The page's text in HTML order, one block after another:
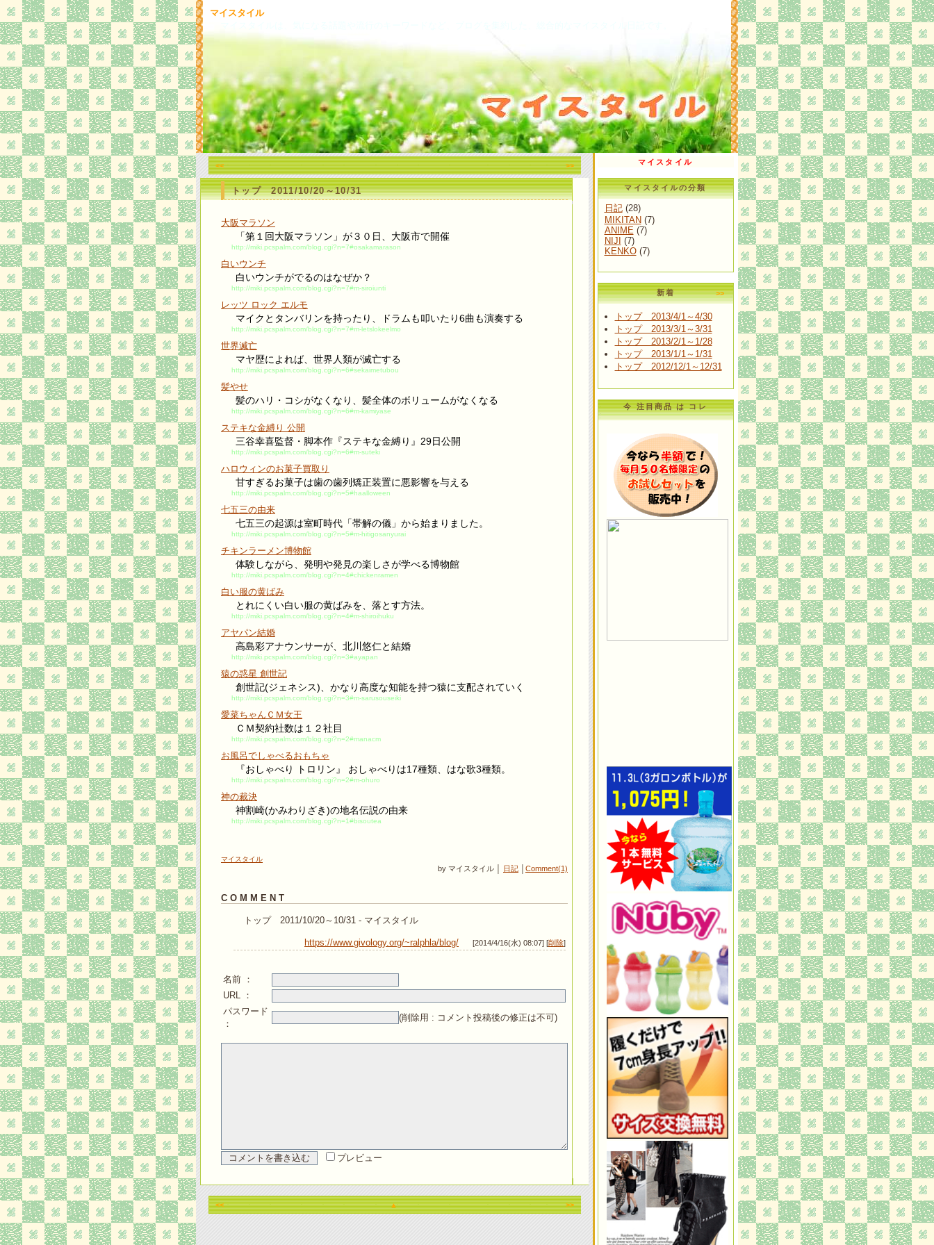
マイスタイル
<< >>
トップ 2011/10/20～10/31
大阪マラソン
「第１回大阪マラソン」が３０日、大阪市で開催
http://miki.pcspalm.com/blog.cgi?n=7#osakamarason
白いウンチ
白いウンチがでるのはなぜか？
http://miki.pcspalm.com/blog.cgi?n=7#m-siroiunti
レッツ ロック エルモ
マイクとタンバリンを持ったり、ドラムも叩いたり6曲も演奏する
http://miki.pcspalm.com/blog.cgi?n=7#m-letslokeelmo
世界滅亡
マヤ歴によれば、世界人類が滅亡する
http://miki.pcspalm.com/blog.cgi?n=6#sekaimetubou
髪やせ
髪のハリ・コシがなくなり、髪全体のボリュームがなくなる
http://miki.pcspalm.com/blog.cgi?n=6#m-kamiyase
ステキな金縛り 公開
三谷幸喜監督・脚本作『ステキな金縛り』29日公開
http://miki.pcspalm.com/blog.cgi?n=6#m-suteki
ハロウィンのお菓子買取り
甘すぎるお菓子は歯の歯列矯正装置に悪影響を与える
http://miki.pcspalm.com/blog.cgi?n=5#haalloween
七五三の由来
七五三の起源は室町時代「帯解の儀」から始まりました。
http://miki.pcspalm.com/blog.cgi?n=5#m-hitigosanyurai
チキンラーメン博物館
体験しながら、発明や発見の楽しさが学べる博物館
http://miki.pcspalm.com/blog.cgi?n=4#chickenramen
白い服の黄ばみ
とれにくい白い服の黄ばみを、落とす方法。
http://miki.pcspalm.com/blog.cgi?n=4#m-shiroihuku
アヤパン結婚
高島彩アナウンサーが、北川悠仁と結婚
http://miki.pcspalm.com/blog.cgi?n=3#ayapan
猿の惑星 創世記
創世記(ジェネシス)、かなり高度な知能を持つ猿に支配されていく
http://miki.pcspalm.com/blog.cgi?n=3#m-sarusouseiki
愛菜ちゃんＣＭ女王
ＣＭ契約社数は１２社目
http://miki.pcspalm.com/blog.cgi?n=2#manacm
お風呂でしゃべるおもちゃ
『おしゃべり トロリン』 おしゃべりは17種類、はな歌3種類。
http://miki.pcspalm.com/blog.cgi?n=2#m-ohuro
神の裁決
神割崎(かみわりざき)の地名伝説の由来
http://miki.pcspalm.com/blog.cgi?n=1#bisoutea
マイスタイル
by マイスタイル │ 日記 Comment(1)
C O M M E N T
トップ 2011/10/20～10/31 - マイスタイル
https://www.givology.org/~ralphla/blog/ [2014/4/16(水) 08:07] [削除]
名前 ：
URL ：
パスワード
：
(削除用 : コメント投稿後の修正は不可)
プレビュー
<< ▲ >>
マイスタイル
マイスタイルの分類
日記(28)
MIKITAN (7)
ANIME(7)
NIJI (7)
KENKO(7)
新着 >>
トップ 2013/4/1～4/30
トップ 2013/3/1～3/31
トップ 2013/2/1～1/28
トップ 2013/1/1～1/31
トップ 2012/12/1～12/31
今 注目商品 は コレ